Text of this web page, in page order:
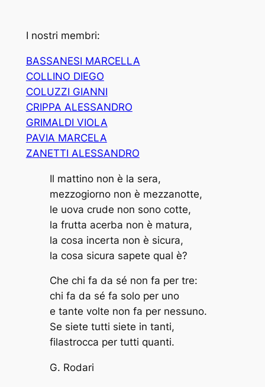
I nostri membri:
BASSANESI MARCELLA
COLLINO DIEGO
COLUZZI GIANNI
CRIPPA ALESSANDRO
GRIMALDI VIOLA
PAVIA MARCELA
ZANETTI ALESSANDRO
Il mattino non è la sera,
mezzogiorno non è mezzanotte,
le uova crude non sono cotte,
la frutta acerba non è matura,
la cosa incerta non è sicura,
la cosa sicura sapete qual è?
Che chi fa da sé non fa per tre:
chi fa da sé fa solo per uno
e tante volte non fa per nessuno.
Se siete tutti siete in tanti,
filastrocca per tutti quanti.
G. Rodari